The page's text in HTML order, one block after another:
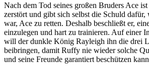
Nach dem Tod seines großen Bruders Ace
zerstört und gibt sich selbst die Schuld dafür,
war, Ace zu retten. Deshalb beschließt er,
einzulegen und hart zu trainieren. Auf einer
will der dunkle König Rayleigh ihn die drei
beibringen, damit Ruffy nie wieder solche
und seine Freunde garantiert beschützen